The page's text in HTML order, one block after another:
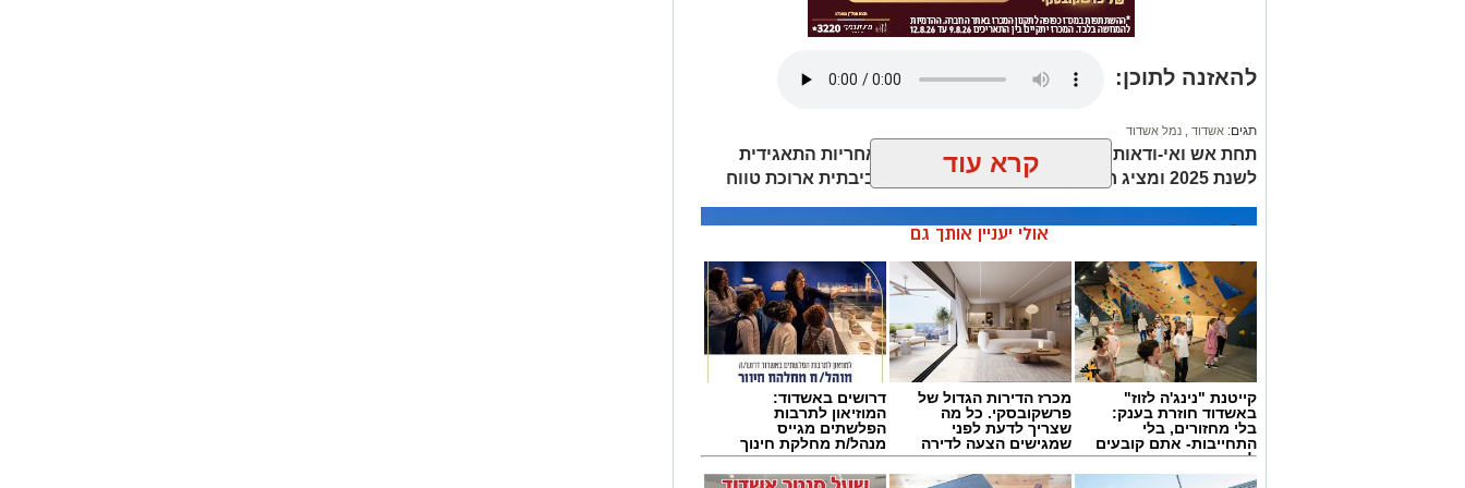
להאזנה לתוכן:
תגים: אשדוד נמל אשדוד
תחת אש ואי-ודאות: נמל אשדוד מפרסם את דוח האחריות התאגידית
לשנת 2025 ומציג חוסן תפעולי, חדשנות ותוכנית סביבתית ארוכת טווח
קרא עוד
אולי יעניין אותך גם
קייטנת "נינג'ה לזוז"
באשדוד חוזרת בענק:
בלי מחזורים, בלי
התחייבות- אתם קובעים
לכמה ואיזה ימים
להירשם!
מכרז הדירות הגדול של
פרשקובסקי. כל מה
שצריך לדעת לפני
שמגישים הצעה לדירה
באשדוד
דרושים באשדוד:
המוזיאון לתרבות
הפלשתים מגייס
מנהל/ת מחלקת חינוך